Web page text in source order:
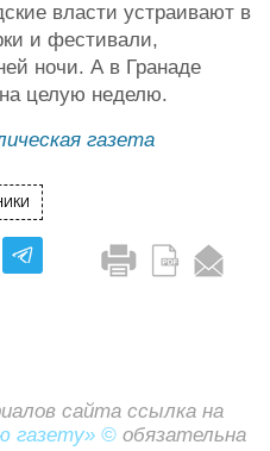
власти устраивают в
и фестивали,
ночи. А в Гранаде
целую неделю.
газета
сайта ссылка на
газету» © обязательна